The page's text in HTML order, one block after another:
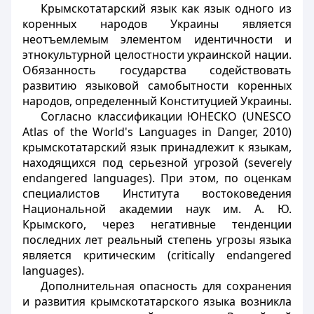
Крымскотатарский язык как язык одного из
коренных народов Украины является
неотъемлемым элементом идентичности и
этнокультурной целостности украинской нации.
Обязанность государства содействовать
развитию языковой самобытности коренных
народов, определенный Конституцией Украины.
Согласно классификации ЮНЕСКО (UNESCO
Atlas of the World's Languages in Danger, 2010)
крымскотатарский язык принадлежит к языкам,
находящихся под серьезной угрозой (severely
endangered languages). При этом, по оценкам
специалистов Института востоковедения
Национальной академии наук им. А. Ю.
Крымского, через негативные тенденции
последних лет реальный степень угрозы языка
является критическим (critically endangered
languages).
Дополнительная опасность для сохранения
и развития крымскотатарского языка возникла